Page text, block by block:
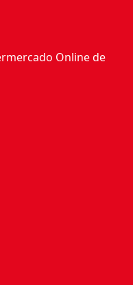
Online de